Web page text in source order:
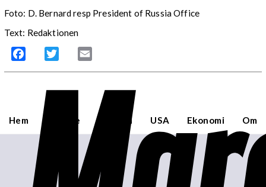
Foto: D. Bernard resp President of Russia Office
Text: Redaktionen
Facebook Twitter
Hem Sverige Världen USA Ekonomi Om